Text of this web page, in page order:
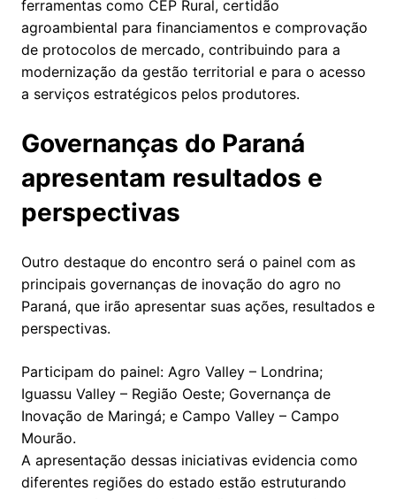
ferramentas como CEP Rural, certidão
agroambiental para financiamentos e comprovação
de protocolos de mercado, contribuindo para a
modernização da gestão territorial e para o acesso
a serviços estratégicos pelos produtores.
Governanças do Paraná
apresentam resultados e
perspectivas
Outro destaque do encontro será o painel com as
principais governanças de inovação do agro no
Paraná, que irão apresentar suas ações, resultados e
perspectivas.
Participam do painel: Agro Valley – Londrina;
Iguassu Valley – Região Oeste; Governança de
Inovação de Maringá; e Campo Valley – Campo
Mourão.
A apresentação dessas iniciativas evidencia como
diferentes regiões do estado estão estruturando